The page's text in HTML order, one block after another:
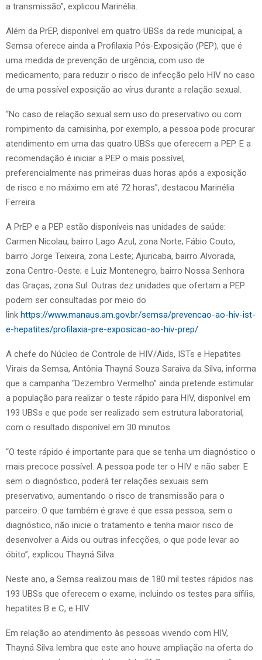
a transmissão”, explicou Marinélia.
Além da PrEP, disponível em quatro UBSs da rede municipal, a
Semsa oferece ainda a Profilaxia Pós-Exposição (PEP), que é
uma medida de prevenção de urgência, com uso de
medicamento, para reduzir o risco de infecção pelo HIV no caso
de uma possível exposição ao vírus durante a relação sexual.
“No caso de relação sexual sem uso do preservativo ou com
rompimento da camisinha, por exemplo, a pessoa pode procurar
atendimento em uma das quatro UBSs que oferecem a PEP. E a
recomendação é iniciar a PEP o mais possível,
preferencialmente nas primeiras duas horas após a exposição
de risco e no máximo em até 72 horas”, destacou Marinélia
Ferreira.
A PrEP e a PEP estão disponíveis nas unidades de saúde:
Carmen Nicolau, bairro Lago Azul, zona Norte; Fábio Couto,
bairro Jorge Teixeira, zona Leste; Ajuricaba, bairro Alvorada,
zona Centro-Oeste; e Luiz Montenegro, bairro Nossa Senhora
das Graças, zona Sul. Outras dez unidades que ofertam a PEP
podem ser consultadas por meio do
link https://www.manaus.am.gov.br/semsa/prevencao-ao-hiv-ist-
e-hepatites/profilaxia-pre-exposicao-ao-hiv-prep/
A chefe do Núcleo de Controle de HIV/Aids, ISTs e Hepatites
Virais da Semsa, Antônia Thayná Souza Saraiva da Silva, informa
que a campanha “Dezembro Vermelho” ainda pretende estimular
a população para realizar o teste rápido para HIV, disponível em
193 UBSs e que pode ser realizado sem estrutura laboratorial,
com o resultado disponível em 30 minutos.
“O teste rápido é importante para que se tenha um diagnóstico o
mais precoce possível. A pessoa pode ter o HIV e não saber. E
sem o diagnóstico, poderá ter relações sexuais sem
preservativo, aumentando o risco de transmissão para o
parceiro. O que também é grave é que essa pessoa, sem o
diagnóstico, não inicie o tratamento e tenha maior risco de
desenvolver a Aids ou outras infecções, o que pode levar ao
óbito”, explicou Thayná Silva.
Neste ano, a Semsa realizou mais de 180 mil testes rápidos nas
193 UBSs que oferecem o exame, incluindo os testes para sífilis,
hepatites B e C, e HIV.
Em relação ao atendimento às pessoas vivendo com HIV,
Thayná Silva lembra que este ano houve ampliação na oferta do